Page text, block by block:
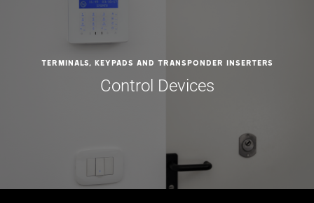
Terminals, Keypads and Transponder Inserters
Control Devices